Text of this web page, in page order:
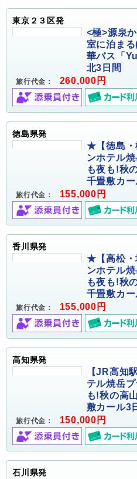
東京２３区発
<極>源泉
室に泊ま
華バス「
北3日間
旅行代金： 260,000円
徳島県発
★【徳島・
ンホテル
も夜も!秋
千畳敷カ
旅行代金： 155,000円
香川県発
★【高松・
ンホテル
も夜も!秋
千畳敷カ
旅行代金： 155,000円
高知県発
【JR高知
テル焼岳
も!秋の高
敷カール3
旅行代金： 150,000円
石川県発